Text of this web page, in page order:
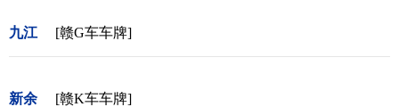
九江 [赣G车车牌]
新余 [赣K车车牌]